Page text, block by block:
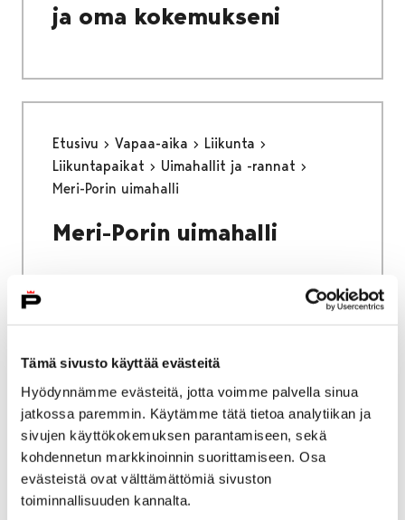
Tämä sivusto käyttää evästeitä
Hyödynnämme evästeitä, jotta voimme palvella sinua
jatkossa paremmin. Käytämme tätä tietoa analytiikan ja
sivujen käyttökokemuksen parantamiseen, sekä
kohdennetun markkinoinnin suorittamiseen. Osa
evästeistä ovat välttämättömiä sivuston
toiminnallisuuden kannalta.
ja oma kokemukseni
Etusivu Vapaa-aika
Liikunta
Liikuntapaikat
Uimahallit ja -rannat
Meri-Porin uimahalli
Meri-Porin uimahalli
Etusivu Vapaa-aika
Nuoret
Yksityinen: LähiTapiola 140 vuotta -
harrastustoiminta
Toimintaa peruskouluikäisille
Toimintaa